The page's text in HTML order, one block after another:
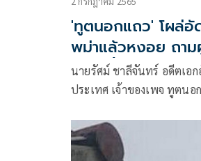
'ทูตนอกแถว' โผล่อั
พม่าแล้วหงอย ถา
พม่าฯตั้งมาทำอะไร
นายรัศม์ ชาลีจันทร์ อดีตเอ
ประเทศ เจ้าของเพจ ทูตน